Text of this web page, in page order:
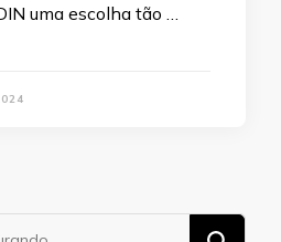
uma escolha tão …